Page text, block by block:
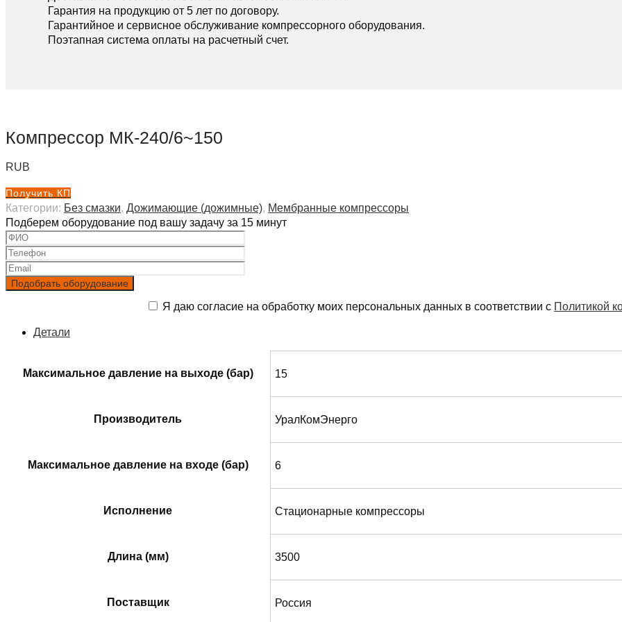
Гарантия на продукцию от 5 лет по договору.
Гарантийное и сервисное обслуживание компрессорного оборудования.
Поэтапная система оплаты на расчетный счет.
Компрессор МК-240/6~150
RUB
Получить КП
Категории: Без смазки, Дожимающие (дожимные), Мембранные компрессоры
Подберем оборудование под вашу задачу за 15 минут
Я даю согласие на обработку моих персональных данных в соответствии с Политикой
Детали
Максимальное давление на выходе (бар) 15
Производитель УралКомЭнерго
Максимальное давление на входе (бар) 6
Исполнение Стационарные компрессоры
Длина (мм) 3500
Поставщик Россия